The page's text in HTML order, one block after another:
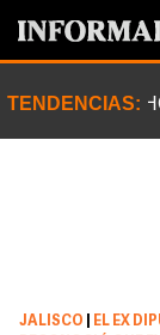
TENDENCIAS:
JALISCO
EL EX